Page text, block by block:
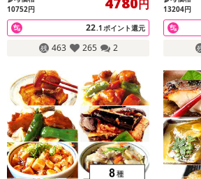
10752円
円
22.1ポイント還元
463 265 2
13204円